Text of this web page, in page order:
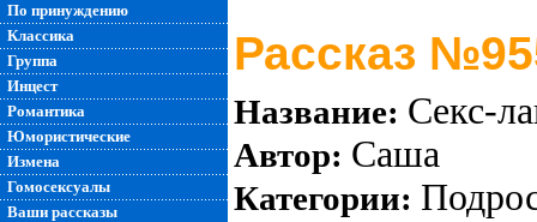
По принуждению
Классика
Группа
Инцест
Романтика
Юмористические
Измена
Гомосексуалы
Ваши рассказы
Рассказ
Название: Секс-
Автор: Саша
Категории: